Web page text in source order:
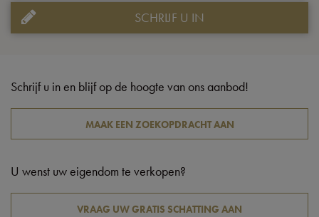
SCHRIJF U IN
Schrijf u in en blijf op de hoogte van ons aanbod!
MAAK EEN ZOEKOPDRACHT AAN
U wenst uw eigendom te verkopen?
VRAAG UW GRATIS SCHATTING AAN